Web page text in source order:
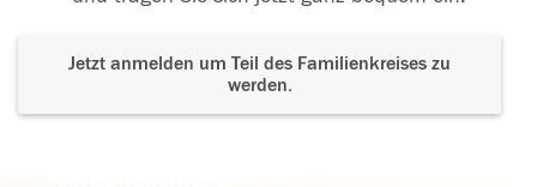
Jetzt anmelden um Teil des Familienkreises zu
werden.